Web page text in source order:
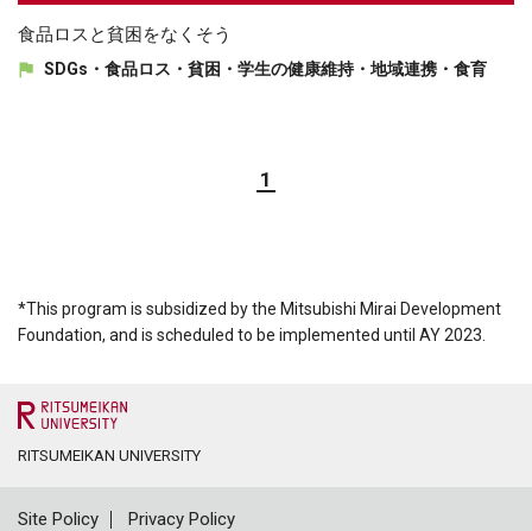
食品ロスと貧困をなくそう
SDGs・食品ロス・貧困・学生の健康維持・地域連携・食育
1
*This program is subsidized by the Mitsubishi Mirai Development
Foundation, and is scheduled to be implemented until AY 2023.
RITSUMEIKAN UNIVERSITY
Site Policy Privacy Policy